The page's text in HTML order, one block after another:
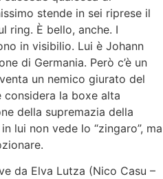
stende in sei riprese il
ring. È bello, anche. I
in visibilio. Lui è Johann
di Germania. Però c’è un
un nemico giurato del
considera la boxe alta
della supremazia della
lui non vede lo “zingaro”, ma
da Elva Lutza (Nico Casu –